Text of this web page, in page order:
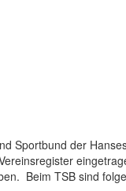
Sportbund der
Beim TSB sind